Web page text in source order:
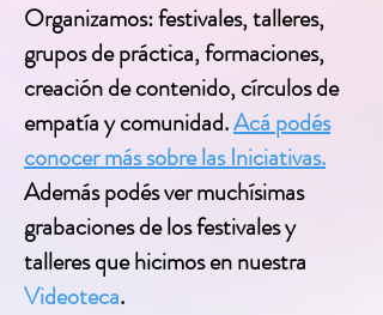
Organizamos: festivales, talleres,
grupos de práctica, formaciones,
creación de contenido, círculos de
empatía y comunidad.Acá podés
conocer más sobre las Iniciativas.
Además podés ver muchísimas
grabaciones de los festivales y
talleres que hicimos en nuestra
Videoteca.